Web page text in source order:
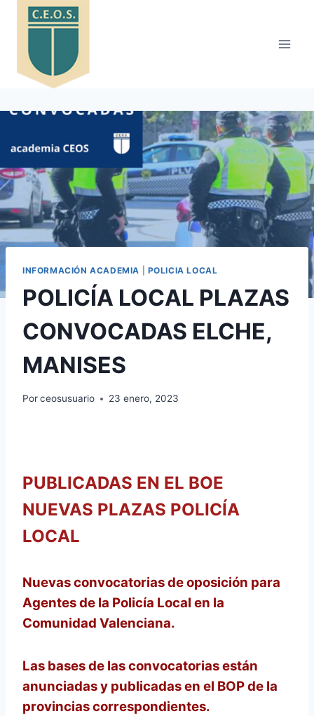
Saltar
INFORMACIÓN ACADEMIA POLICIA LOCAL
POLICÍA LOCAL PLAZAS
CONVOCADAS ELCHE,
MANISES
Porceosusuario 23 enero, 2023
PUBLICADAS EN EL BOE
NUEVAS PLAZAS POLICÍA
LOCAL
Nuevas convocatorias de oposición para
Agentes de la Policía Local en la
Comunidad Valenciana.
Las bases de las convocatorias están
anunciadas y publicadas en el BOP de la
provincias correspondientes.